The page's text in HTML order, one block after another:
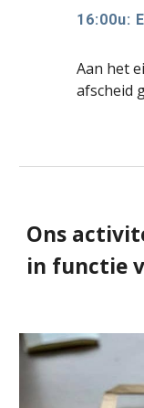
1 6:00u:
Aan het
afscheid
Ons
in functie